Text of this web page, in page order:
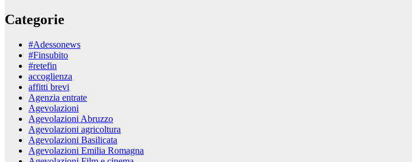
Categorie
#Adessonews
#Finsubito
#retefin
accoglienza
affitti brevi
Agenzia entrate
Agevolazioni
Agevolazioni Abruzzo
Agevolazioni agricoltura
Agevolazioni Basilicata
Agevolazioni Emilia Romagna